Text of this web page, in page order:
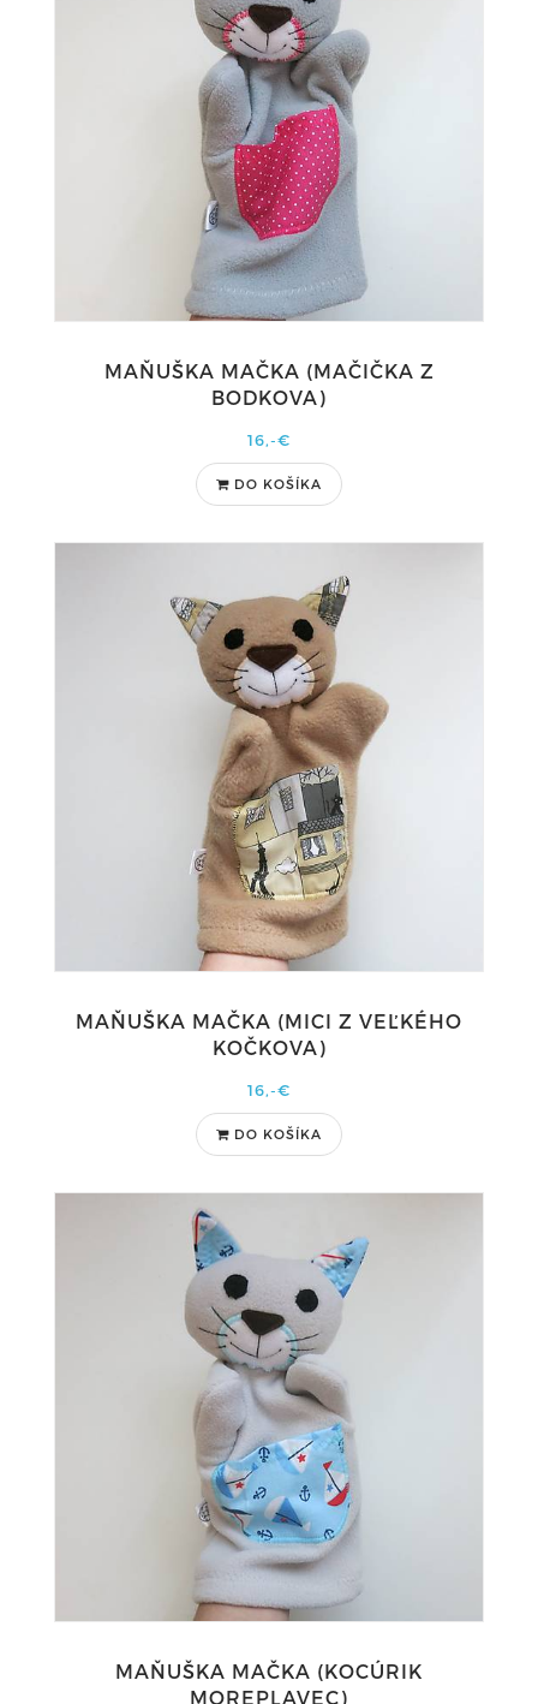
MAŇUŠKA MAČKA (MAČIČKA Z
BODKOVA)
16,-€
DO KOŠÍKA
MAŇUŠKA MAČKA (MICI Z VEĽKÉHO
KOČKOVA)
16,-€
DO KOŠÍKA
MAŇUŠKA MAČKA (KOCÚRIK
MOREPLAVEC)